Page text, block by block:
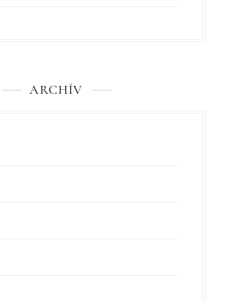
ARCHÍV